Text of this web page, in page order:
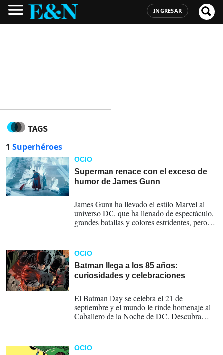
INGRESAR
TAGS
1 Superhéroes
OCIO
Superman renace con el exceso de
humor de James Gunn
James Gunn ha llevado el estilo Marvel al
universo DC, que ha llenado de espectáculo,
grandes batallas y colores estridentes, pero a
Superman que dedica su vida a defender un
planeta al que no pertenece.
OCIO
Batman llega a los 85 años:
curiosidades y celebraciones
El Batman Day se celebra el 21 de
septiembre y el mundo le rinde homenaje al
Caballero de la Noche de DC. Descubra
OCIO